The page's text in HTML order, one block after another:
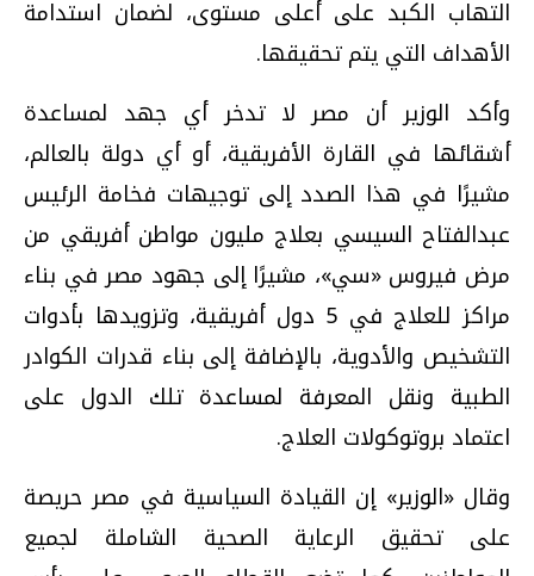
التهاب الكبد على أعلى مستوى، لضمان استدامة
الأهداف التي يتم تحقيقها.
وأكد الوزير أن مصر لا تدخر أي جهد لمساعدة
أشقائها في القارة الأفريقية، أو أي دولة بالعالم،
مشيرًا في هذا الصدد إلى توجيهات فخامة الرئيس
عبدالفتاح السيسي بعلاج مليون مواطن أفريقي من
مرض فيروس «سي»، مشيرًا إلى جهود مصر في بناء
مراكز للعلاج في 5 دول أفريقية، وتزويدها بأدوات
التشخيص والأدوية، بالإضافة إلى بناء قدرات الكوادر
الطبية ونقل المعرفة لمساعدة تلك الدول على
اعتماد بروتوكولات العلاج.
وقال «الوزير» إن القيادة السياسية في مصر حريصة
على تحقيق الرعاية الصحية الشاملة لجميع